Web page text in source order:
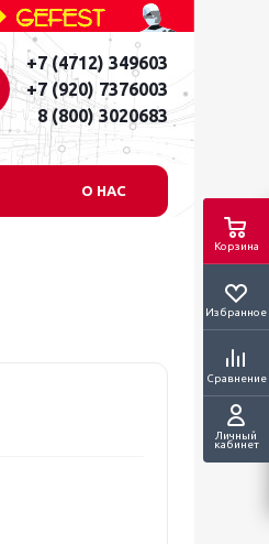
Корзина
Избранное
Сравнение
Личный
кабинет
+7 (4712) 349603
+7 (920) 7376003
8 (800) 3020683
О НАС